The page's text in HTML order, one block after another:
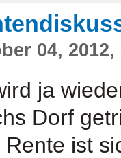
04, 2012,
ja
Dorf
Rente ist